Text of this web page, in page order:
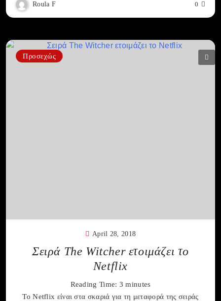
Roula F 0
Προσεχώς
April 28, 2018
Σειρά The Witcher ετοιμάζει το
Netflix
Reading Time: 3 minutes
Το Netflix είναι στα σκαριά για τη μεταφορά της σειράς